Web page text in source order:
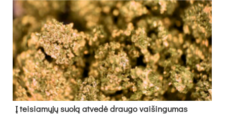
Į tei­sia­mų­jų suo­lą at­ve­dė drau­go vai­šin­gu­mas